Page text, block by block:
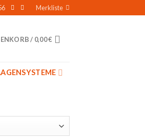
Merkliste
/ 0,00€